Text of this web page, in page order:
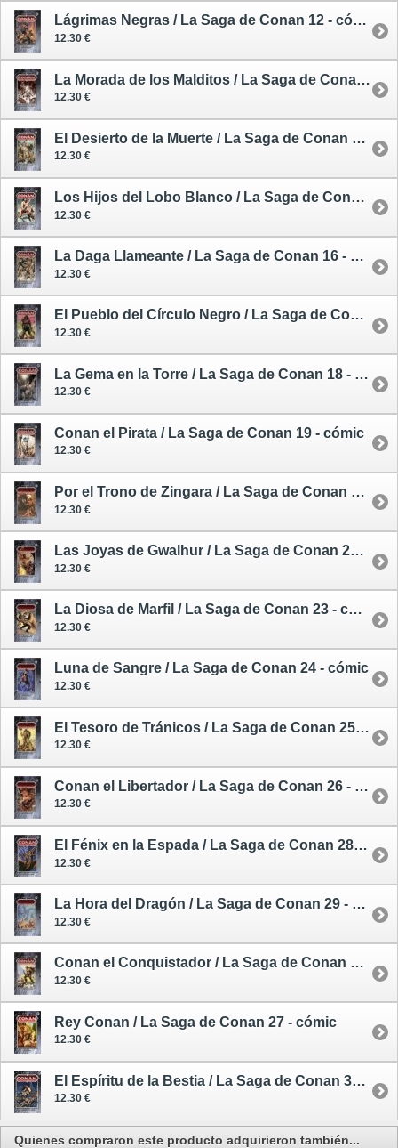
Lágrimas Negras / La Saga de Conan 12 - cómic
12.30 €
La Morada de los Malditos / La Saga de Conan 13 - cómic
12.30 €
El Desierto de la Muerte / La Saga de Conan 14 - cómic
12.30 €
Los Hijos del Lobo Blanco / La Saga de Conan 15 - cómic
12.30 €
La Daga Llameante / La Saga de Conan 16 - cómic
12.30 €
El Pueblo del Círculo Negro / La Saga de Conan 17 - cómic
12.30 €
La Gema en la Torre / La Saga de Conan 18 - cómic
12.30 €
Conan el Pirata / La Saga de Conan 19 - cómic
12.30 €
Por el Trono de Zingara / La Saga de Conan 21 - cómic
12.30 €
Las Joyas de Gwalhur / La Saga de Conan 22 - comic
12.30 €
La Diosa de Marfil / La Saga de Conan 23 - cómic
12.30 €
Luna de Sangre / La Saga de Conan 24 - cómic
12.30 €
El Tesoro de Tránicos / La Saga de Conan 25 - cómic
12.30 €
Conan el Libertador / La Saga de Conan 26 - cómic
12.30 €
El Fénix en la Espada / La Saga de Conan 28 - cómic
12.30 €
La Hora del Dragón / La Saga de Conan 29 - cómic
12.30 €
Conan el Conquistador / La Saga de Conan 30 - cómic
12.30 €
Rey Conan / La Saga de Conan 27 - cómic
12.30 €
El Espíritu de la Bestia / La Saga de Conan 31 - cómic
12.30 €
Quienes compraron este producto adquirieron también...